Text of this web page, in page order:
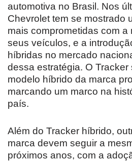
automotiva no Brasil. Nos
Chevrolet tem se mostrado
mais comprometidas com a
seus veículos, e a
híbridas no mercado
dessa estratégia. O Tracker
modelo híbrido da marca
marcando um marco na
país.
Além do Tracker híbrido,
marca devem seguir a
próximos anos, com a